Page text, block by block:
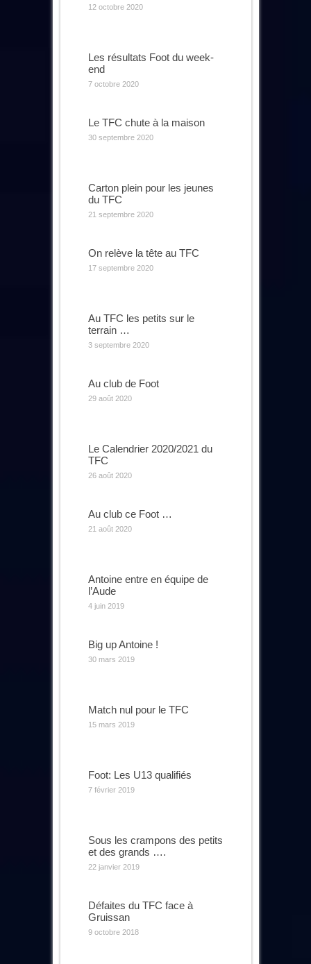
12 octobre 2020
Les résultats Foot du week-
end
7 octobre 2020
Le TFC chute à la maison
30 septembre 2020
Carton plein pour les jeunes
du TFC
21 septembre 2020
On relève la tête au TFC
17 septembre 2020
Au TFC les petits sur le
terrain …
3 septembre 2020
Au club de Foot
29 août 2020
Le Calendrier 2020/2021 du
TFC
26 août 2020
Au club ce Foot …
21 août 2020
Antoine entre en équipe de
l’Aude
4 juin 2019
Big up Antoine !
30 mars 2019
Match nul pour le TFC
15 mars 2019
Foot: Les U13 qualifiés
7 février 2019
Sous les crampons des petits
et des grands ….
22 janvier 2019
Défaites du TFC face à
Gruissan
9 octobre 2018